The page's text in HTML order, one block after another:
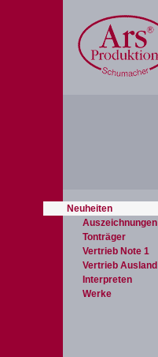
Neuheiten
Auszeichnungen
Tonträger
Vertrieb Note 1
Vertrieb Ausland
Interpreten
Werke